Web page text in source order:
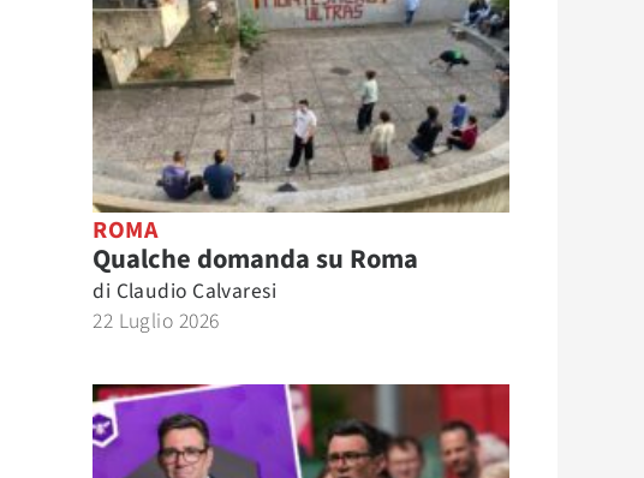
ROMA
Qualche domanda su Roma
di Claudio Calvaresi
22 Luglio 2026